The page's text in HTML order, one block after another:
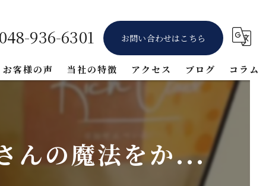
048-936-6301 お問い合わせはこちら
お客様の声 当社の特徴
醤油
アクセス ブログ コラム
んの魔法をか...